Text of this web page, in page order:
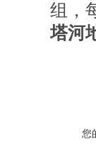
组，
塔河
您